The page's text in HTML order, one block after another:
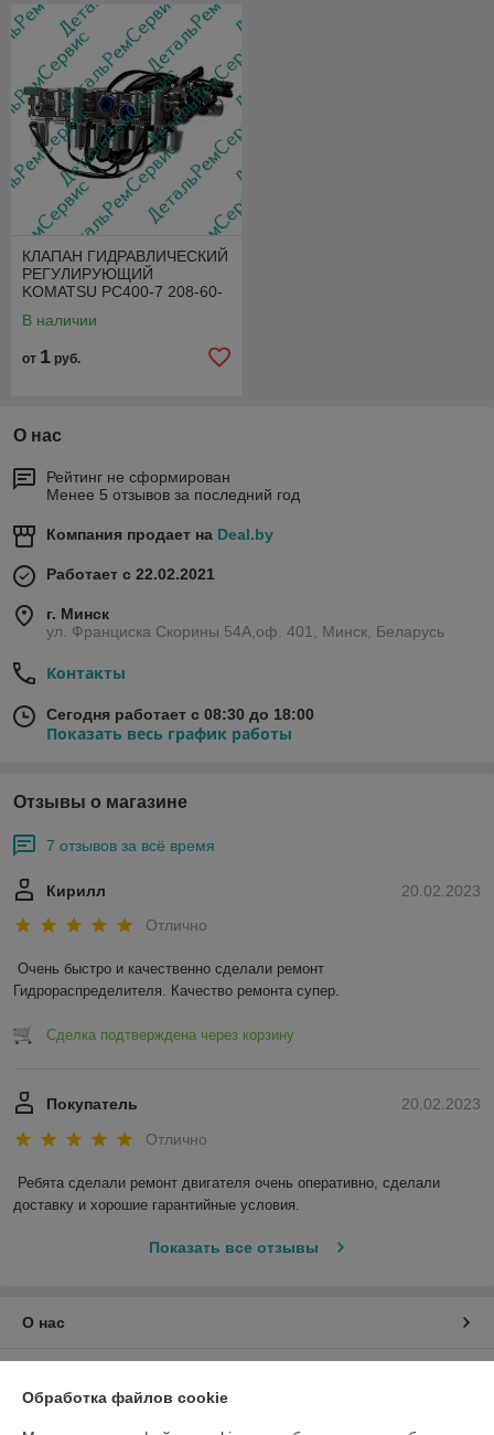
КЛАПАН ГИДРАВЛИЧЕСКИЙ
РЕГУЛИРУЮЩИЙ
KOMATSU PC400-7 208-60-
В наличии
от 1 руб.
О нас
Рейтинг не сформирован
Менее 5 отзывов за последний год
Компания продает на Deal.by
Работает с 22.02.2021
г. Минск
ул. Франциска Скорины 54А,оф. 401, Минск, Беларусь
Контакты
Сегодня работает с 08:30 до 18:00
Показать весь график работы
Отзывы о магазине
7 отзывов за всё время
20.02.2023
Кирилл
Отлично
Очень быстро и качественно сделали ремонт
Гидрораспределителя. Качество ремонта супер.
Сделка подтверждена через корзину
20.02.2023
Покупатель
Отлично
Ребята сделали ремонт двигателя очень оперативно, сделали
доставку и хорошие гарантийные условия.
Показать все отзывы
О нас
Обработка файлов cookie